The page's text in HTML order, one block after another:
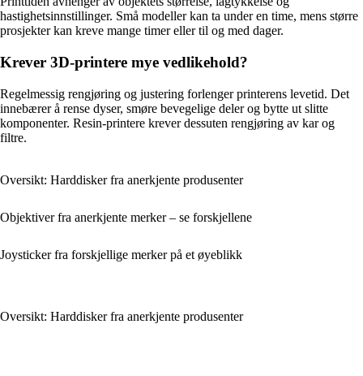
hastighetsinnstillinger. Små modeller kan ta under en time, mens større
prosjekter kan kreve mange timer eller til og med dager.
Krever 3D-printere mye vedlikehold?
Regelmessig rengjøring og justering forlenger printerens levetid. Det
innebærer å rense dyser, smøre bevegelige deler og bytte ut slitte
komponenter. Resin-printere krever dessuten rengjøring av kar og
filtre.
Oversikt: Harddisker fra anerkjente produsenter
Objektiver fra anerkjente merker – se forskjellene
Joysticker fra forskjellige merker på et øyeblikk
Oversikt: Harddisker fra anerkjente produsenter